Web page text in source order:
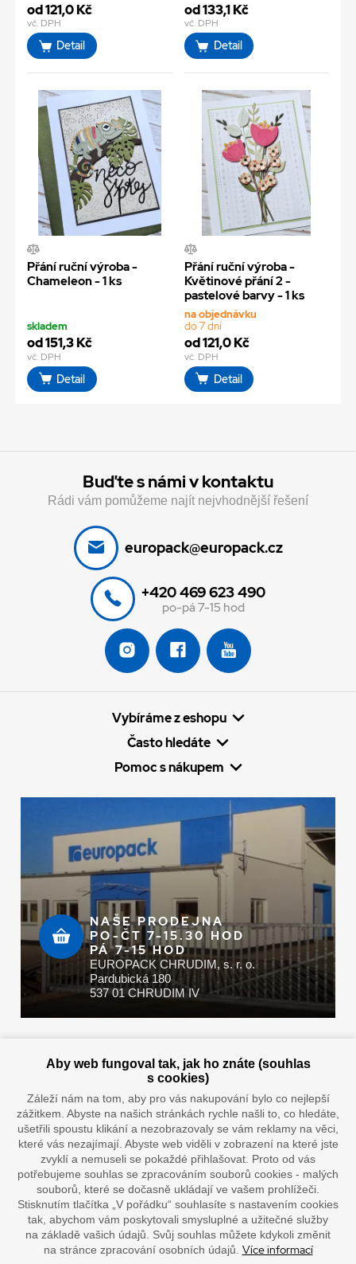
od 121,0 Kč
vč. DPH
Detail
od 133,1 Kč
vč. DPH
Detail
Přání ruční výroba -
Chameleon - 1 ks
skladem
od 151,3 Kč
vč. DPH
Detail
Přání ruční výroba -
Květinové přání 2 -
pastelové barvy - 1 ks
na objednávku
do 7 dní
od 121,0 Kč
vč. DPH
Detail
Buďte s námi v kontaktu
Rádi vám pomůžeme najít nejvhodnější řešení
europack@europack.cz
+420 469 623 490
po-pá 7-15 hod
Vybíráme z eshopu
Často hledáte
Pomoc s nákupem
NAŠE PRODEJNA
PO-ČT 7-15.30 HOD
PÁ 7-15 HOD
EUROPACK CHRUDIM, s. r. o.
Pardubická 180
537 01 CHRUDIM IV
Doprava vaším oblíbeným dopravcem
Aby web fungoval tak, jak ho znáte (souhlas
s cookies)
Záleží nám na tom, aby pro vás nakupování bylo co nejlepší
zážitkem. Abyste na našich stránkách rychle našli to, co hledáte,
ušetřili spoustu klikání a nezobrazovaly se vám reklamy na věci,
které vás nezajímají. Abyste web viděli v zobrazení na které jste
zvyklí a nemuseli se pokaždé přihlašovat. Proto od vás
potřebujeme souhlas se zpracováním souborů cookies - malých
souborů, které se dočasně ukládají ve vašem prohlížeči.
Stisknutím tlačítka „V pořádku“ souhlasíte s nastavením cookies
tak, abychom vám poskytovali smysluplné a užitečné služby
na základě vašich údajů. Svůj souhlas můžete kdykoli změnit
na stránce zpracování osobních údajů. Více informací